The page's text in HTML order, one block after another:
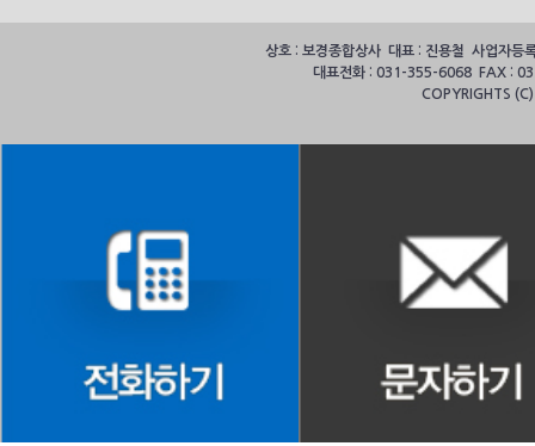
상호 : 보경종합상사 대표 : 진용철 사업자
대표전화 : 031-355-6068 FAX :
COPYRIGHTS (C)